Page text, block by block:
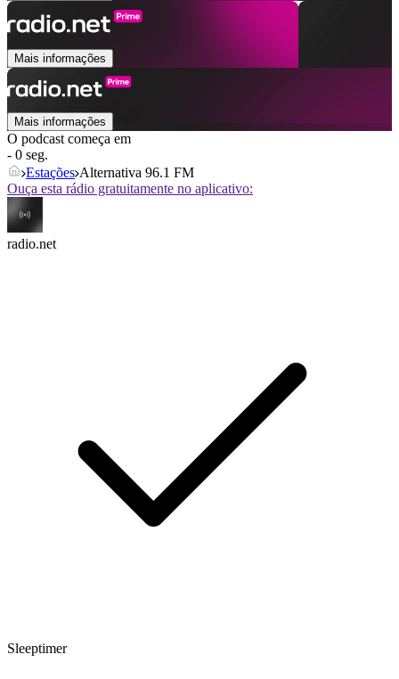
Mais informações
Mais informações
O podcast começa em
- 0 seg.
Estações Alternativa 96.1 FM
Ouça esta rádio gratuitamente no aplicativo:
radio.net
Sleeptimer